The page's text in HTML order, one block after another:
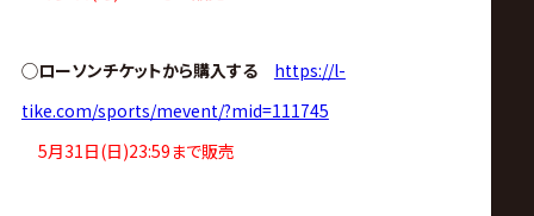
公
式
サ
◯ローソンチケットから購入する
https://l-
tike.com/sports/mevent/?mid=111745
5月31日(日)23:59まで販売